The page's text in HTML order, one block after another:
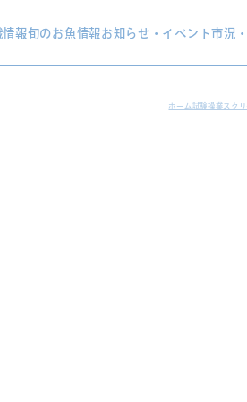
情報旬のお魚情報お知らせ・イベント市況
ホーム 試験操業スク